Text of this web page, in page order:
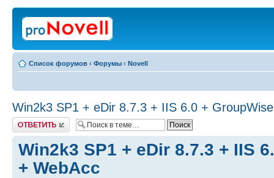
Список форумов ‹ Форумы ‹ Novell
Win2k3 SP1 + eDir 8.7.3 + IIS 6.0 +
Ответить
Win2k3 SP1 + eDir 8.7.3 + IIS
+ WebAcc